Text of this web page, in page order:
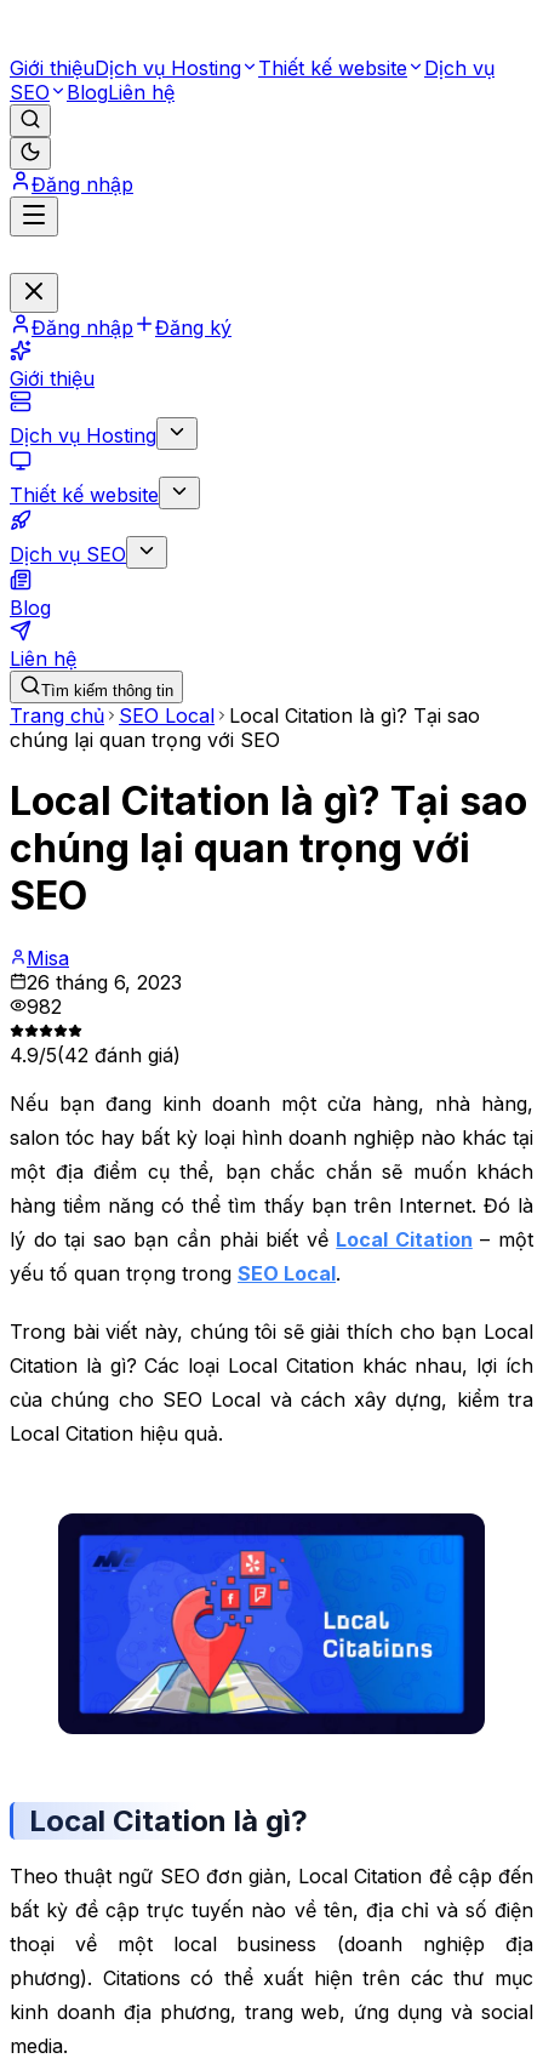
Giới thiệuDịch vụ Hosting Thiết kế website
Dịch vụ
SEO
BlogLiên hệ
Đăng nhập
Đăng nhập Đăng ký
Giới thiệu
Dịch vụ Hosting
Thiết kế website
Dịch vụ SEO
Blog
Liên hệ
Tìm kiếm thông tin
Trang chủ SEO Local
Local Citation là gì? Tại sao
chúng lại quan trọng với SEO
Local Citation là gì? Tại sao
chúng lại quan trọng với
SEO
Misa
26 tháng 6, 2023
982
4.9/5(42 đánh giá)
Nếu bạn đang kinh doanh một cửa hàng, nhà hàng,
salon tóc hay bất kỳ loại hình doanh nghiệp nào khác tại
một địa điểm cụ thể, bạn chắc chắn sẽ muốn khách
hàng tiềm năng có thể tìm thấy bạn trên Internet. Đó là
lý do tại sao bạn cần phải biết về Local Citation – một
yếu tố quan trọng trong SEO Local.
Trong bài viết này, chúng tôi sẽ giải thích cho bạn Local
Citation là gì? Các loại Local Citation khác nhau, lợi ích
của chúng cho SEO Local và cách xây dựng, kiểm tra
Local Citation hiệu quả.
Local Citation là gì?
Theo thuật ngữ SEO đơn giản, Local Citation đề cập đến
bất kỳ đề cập trực tuyến nào về tên, địa chỉ và số điện
thoại về một local business (doanh nghiệp địa
phương). Citations có thể xuất hiện trên các thư mục
kinh doanh địa phương, trang web, ứng dụng và social
media.